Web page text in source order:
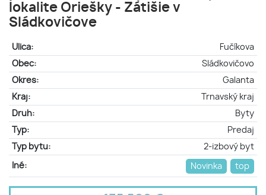
lokalite Oriešky - Zátišie v
Sládkovičove
Ulica:
Fučíkova
Obec:
Sládkovičovo
Okres:
Galanta
Kraj:
Trnavský kraj
Druh:
Byty
Typ:
Predaj
Typ bytu:
2-izbový byt
Iné: Novinka top